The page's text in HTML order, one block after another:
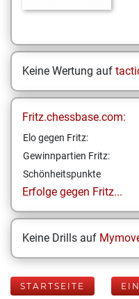
Keine Wertung auf
Fritz.chessbase.com:
Elo gegen Fritz:
Gewinnpartien Fritz:
Schönheitspunkte
Erfolge gegen Fritz...
Keine Drills auf
STARTSEITE